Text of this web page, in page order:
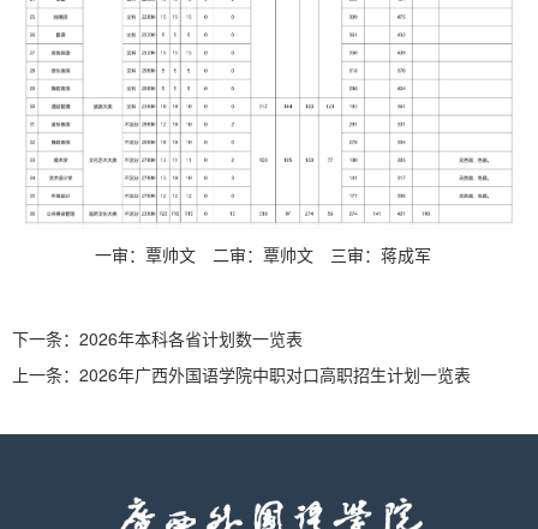
一审：覃帅文 二审：覃帅文 三审：蒋成军
下一条： 2026年本科各省计划数一览表
上一条： 2026年广西外国语学院中职对口高职招生计划一览表